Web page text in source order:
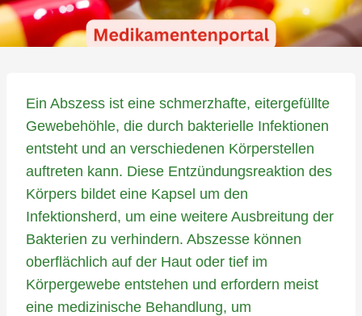
Ein Abszess ist eine schmerzhafte, eitergefüllte
Gewebehöhle, die durch bakterielle Infektionen
entsteht und an verschiedenen Körperstellen
auftreten kann. Diese Entzündungsreaktion des
Körpers bildet eine Kapsel um den
Infektionsherd, um eine weitere Ausbreitung der
Bakterien zu verhindern. Abszesse können
oberflächlich auf der Haut oder tief im
Körpergewebe entstehen und erfordern meist
eine medizinische Behandlung, um